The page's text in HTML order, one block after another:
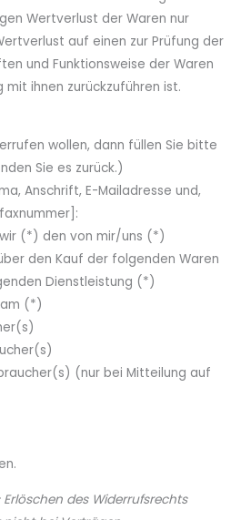
Wertverlust der Waren nur
auf einen zur Prüfung der
und Funktionsweise der Waren
ihnen zurückzuführen ist.
wollen, dann füllen Sie bitte
Sie es zurück.)
Anschrift, E-Mailadresse und,
(*) den von mir/uns (*)
den Kauf der folgenden Waren
Dienstleistung (*)
(*)
(nur bei Mitteilung auf
des Widerrufsrechts